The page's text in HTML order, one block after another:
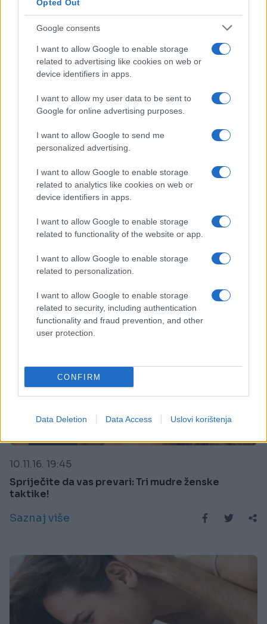
Opted Out
Google consents
I want to allow Google to enable storage
related to advertising like cookies on web or
device identifiers in apps.
I want to allow my user data to be sent to
Google for online advertising purposes.
I want to allow Google to send me
personalized advertising.
I want to allow Google to enable storage
related to analytics like cookies on web or
device identifiers in apps.
I want to allow Google to enable storage
related to functionality of the website or app.
I want to allow Google to enable storage
related to personalization.
I want to allow Google to enable storage
related to security, including authentication
functionality and fraud prevention, and other
user protection.
CONFIRM
Data Deletion Data Access Uslovi korištenja
12.11.16. 17:28
frajeri ludi!
10.11.16. 19:45
Spriječite da vas prevari: Tri mudre ženske
taktike!
Saznaj više